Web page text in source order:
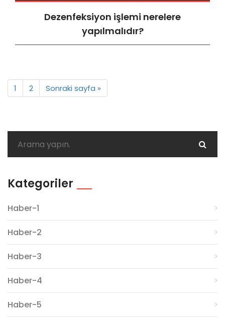
Dezenfeksiyon işlemi nerelere
yapılmalıdır?
1 2 Sonraki sayfa »
Kategoriler
Haber-1
Haber-2
Haber-3
Haber-4
Haber-5